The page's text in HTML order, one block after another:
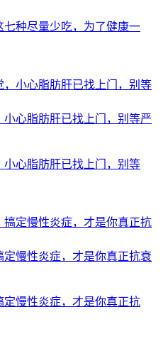
种尽量少吃，为了健康一
心脂肪肝已找上门，别等严
心脂肪肝已找上门，别等
慢性炎症，才是你真正抗衰
慢性炎症，才是你真正抗